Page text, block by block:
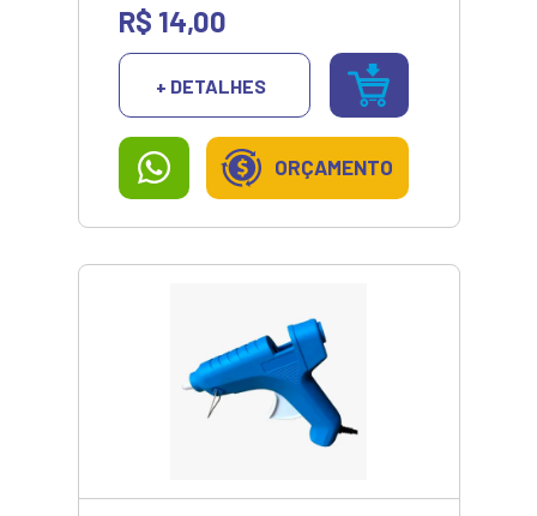
somente no pix/dinheiro.</strong>
R$ 14,00
+ DETALHES
ORÇAMENTO